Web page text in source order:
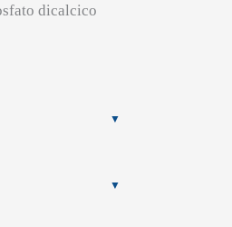
dicalcico